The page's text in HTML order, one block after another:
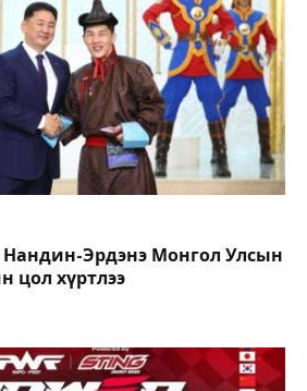
Эрдэнэ Монгол Улсын
цол хүртлээ